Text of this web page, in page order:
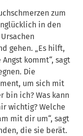
zum
in den
gehen. „Es hilft,
kommt“, sagt
Die
um sich mit
bin ich? Was kann
wichtig? Welche
mit dir um“, sagt
die sie berät.